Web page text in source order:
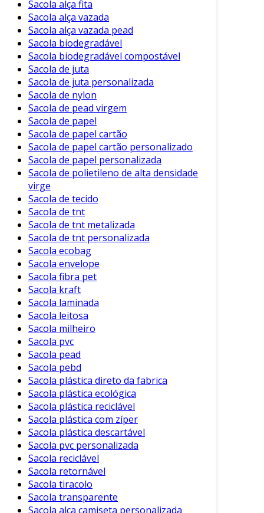
Sacola alça fita
Sacola alça vazada
Sacola alça vazada pead
Sacola biodegradável
Sacola biodegradável compostável
Sacola de juta
Sacola de juta personalizada
Sacola de nylon
Sacola de pead virgem
Sacola de papel
Sacola de papel cartão
Sacola de papel cartão personalizado
Sacola de papel personalizada
Sacola de polietileno de alta densidade
virge
Sacola de tecido
Sacola de tnt
Sacola de tnt metalizada
Sacola de tnt personalizada
Sacola ecobag
Sacola envelope
Sacola fibra pet
Sacola kraft
Sacola laminada
Sacola leitosa
Sacola milheiro
Sacola pvc
Sacola pead
Sacola pebd
Sacola plástica direto da fabrica
Sacola plástica ecológica
Sacola plástica reciclável
Sacola plástica com zíper
Sacola plástica descartável
Sacola pvc personalizada
Sacola reciclável
Sacola retornável
Sacola tiracolo
Sacola transparente
Sacola alça camiseta personalizada